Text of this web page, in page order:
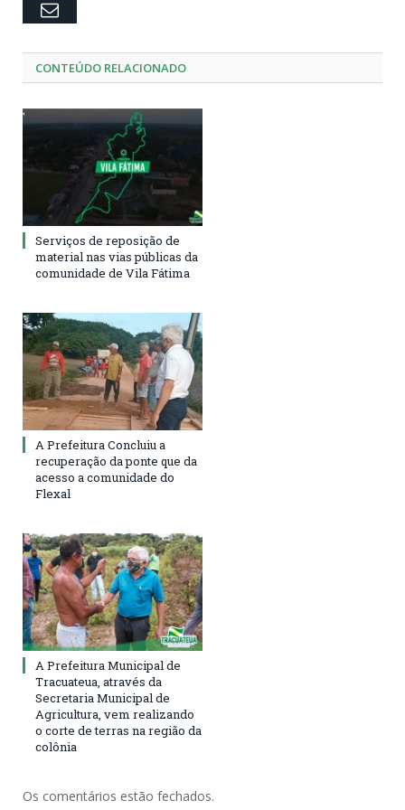
Email
CONTEÚDO RELACIONADO
Serviços de reposição de
material nas vias públicas da
comunidade de Vila Fátima
A Prefeitura Concluiu a
recuperação da ponte que da
acesso a comunidade do
Flexal
A Prefeitura Municipal de
Tracuateua, através da
Secretaria Municipal de
Agricultura, vem realizando
o corte de terras na região da
colônia
Os comentários estão fechados.